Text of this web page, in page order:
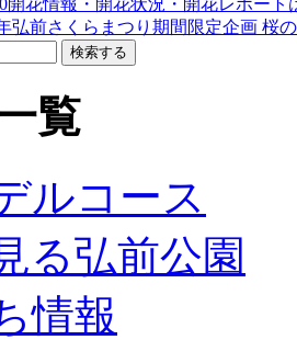
覧
ルコース
る弘前公園
情報